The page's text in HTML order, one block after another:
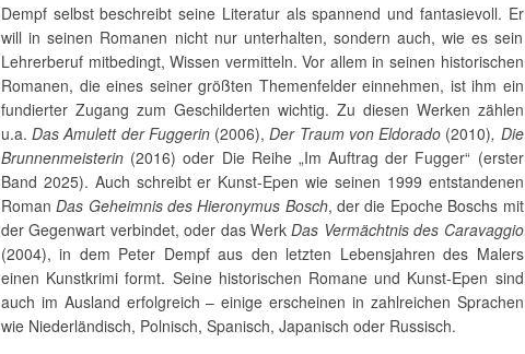
Dempf selbst beschreibt seine Literatur als spannend und fantasievoll. Er
will in seinen Romanen nicht nur unterhalten, sondern auch, wie es sein
Lehrerberuf mitbedingt, Wissen vermitteln. Vor allem in seinen historischen
Romanen, die eines seiner größten Themenfelder einnehmen, ist ihm ein
fundierter Zugang zum Geschilderten wichtig. Zu diesen Werken zählen
u.a.Das Amulett der Fuggerin(2006),Der Traum von Eldorado (2010), Die
Brunnenmeisterin (2016) oder Die Reihe „Im Auftrag der Fugger“ (erster
Band 2025). Auch schreibt er Kunst-Epen wie seinen 1999 entstandenen
RomanDas Geheimnis des Hieronymus Bosch, der die Epoche Boschs mit
der Gegenwart verbindet, oder das WerkDas Vermächtnis des Caravaggio
(2004), in dem Peter Dempf aus den letzten Lebensjahren des Malers
einen Kunstkrimi formt. Seine historischen Romane und Kunst-Epen sind
auch im Ausland erfolgreich – einige erscheinen in zahlreichen Sprachen
wie Niederländisch, Polnisch, Spanisch, Japanisch oder Russisch.